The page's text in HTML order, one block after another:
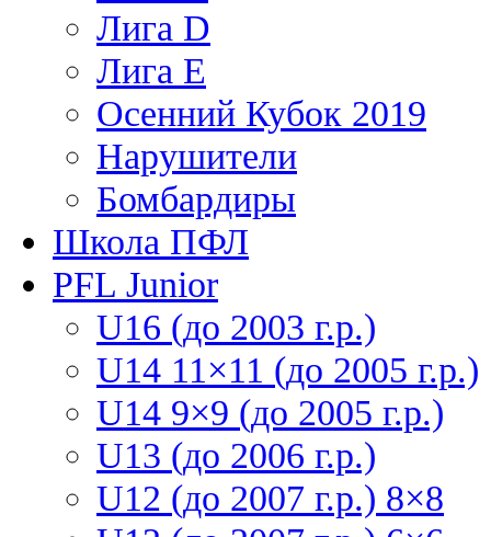
Лига D
Лига Е
Осенний Кубок 2019
Нарушители
Бомбардиры
Школа ПФЛ
PFL Junior
U16 (до 2003 г.р.)
U14 11×11 (до 2005 г.р.)
U14 9×9 (до 2005 г.р.)
U13 (до 2006 г.р.)
U12 (до 2007 г.р.) 8×8